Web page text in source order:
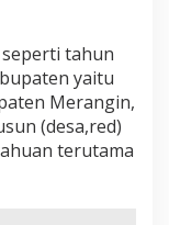
seperti tahun
yaitu
Merangin,
(desa,red)
terutama